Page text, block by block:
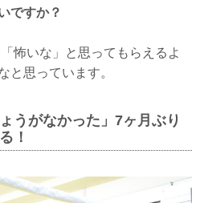
ですか？
怖いな」と思ってもらえるよ
と思っています。
うがなかった」7ヶ月ぶり
！